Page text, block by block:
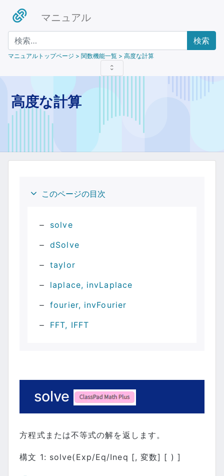
マニュアル
検索
マニュアルトップページ > 関数機能一覧 > 高度な計算
高度な計算
このページの目次
solve
dSolve
taylor
laplace, invLaplace
fourier, invFourier
FFT, IFFT
solve
方程式または不等式の解を返します。
構文 1: solve(Exp/Eq/Ineq [, 変数] [ ) ]